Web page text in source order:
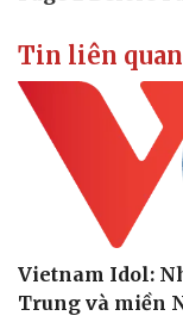
Tin liên quan
Vietnam Idol:
Trung và miền